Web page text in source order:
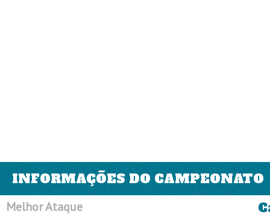
INFORMAÇÕES DO CAMPEONATO
Melhor Ataque